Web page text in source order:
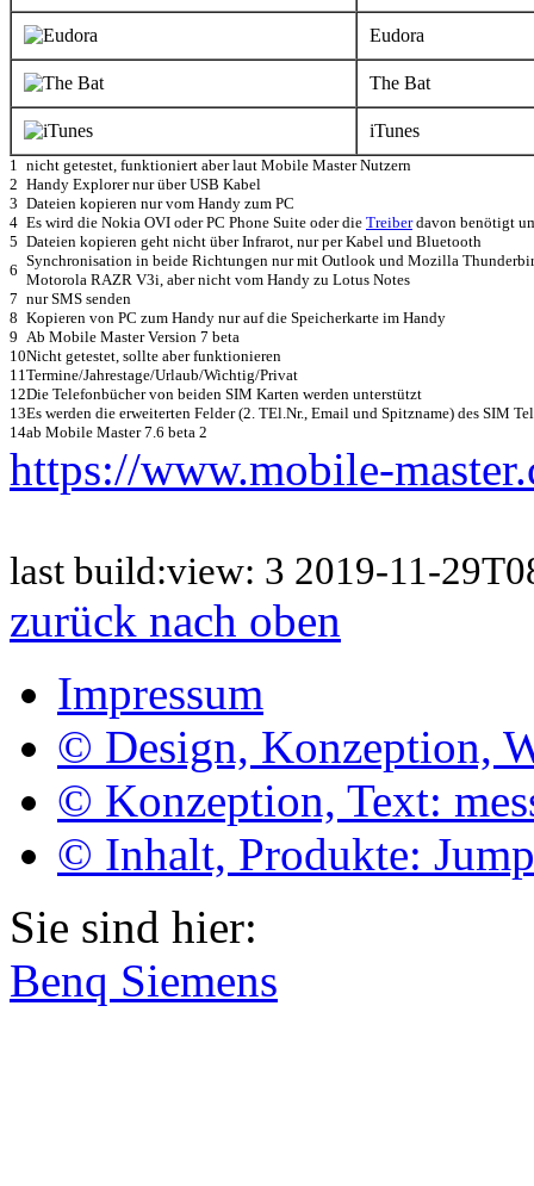
Eudora
The Bat
iTunes
1 nicht getestet, funktioniert aber laut Mobile Master Nutzern
2 Handy Explorer nur über USB Kabel
3 Dateien kopieren nur vom Handy zum PC
4 Es wird die Nokia OVI oder PC Phone Suite oder die Treiberdavon benötigt
5 Dateien kopieren geht nicht über Infrarot, nur per Kabel und Bluetooth
6
Synchronisation in beide Richtungen nur mit Outlook und Mozilla
Motorola RAZR V3i, aber nicht vom Handy zu Lotus Notes
7 nur SMS senden
8 Kopieren von PC zum Handy nur auf die Speicherkarte im Handy
9 Ab Mobile Master Version 7 beta
10Nicht getestet, sollte aber funktionieren
11Termine/Jahrestage/Urlaub/Wichtig/Privat
12Die Telefonbücher von beiden SIM Karten werden unterstützt
13Es werden die erweiterten Felder (2. TEl.Nr., Email und Spitzname) des SIM
14ab Mobile Master 7.6 beta 2
https://www.mobile-
last build:view: 3 2019-11-
zurück nach oben
Impressum
© Design, Konzeption,
© Konzeption, Text:
© Inhalt, Produkte:
Sie sind hier:
Benq Siemens